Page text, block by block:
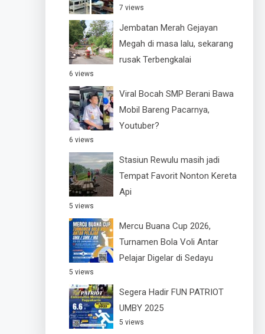
7 views
Jembatan Merah Gejayan
Megah di masa lalu, sekarang
rusak Terbengkalai
6 views
Viral Bocah SMP Berani Bawa
Mobil Bareng Pacarnya,
Youtuber?
6 views
Stasiun Rewulu masih jadi
Tempat Favorit Nonton Kereta
Api
5 views
Mercu Buana Cup 2026,
Turnamen Bola Voli Antar
Pelajar Digelar di Sedayu
5 views
Segera Hadir FUN PATRIOT
UMBY 2025
5 views